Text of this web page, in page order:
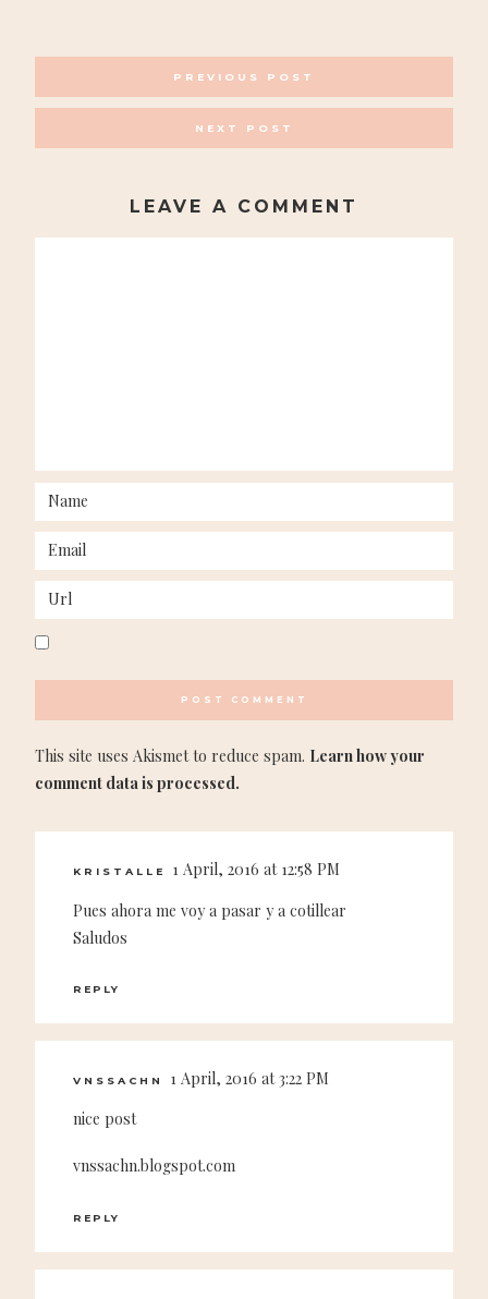
NAVIGATION
PREVIOUS POST
NEXT POST
LEAVE A COMMENT
This site uses Akismet to reduce spam. Learn how your
comment data is processed.
KRISTALLE
1 April, 2016 at 12:58 PM
Pues ahora me voy a pasar y a cotillear
Saludos
REPLY
VNSSACHN
1 April, 2016 at 3:22 PM
nice post
vnssachn.blogspot.com
REPLY